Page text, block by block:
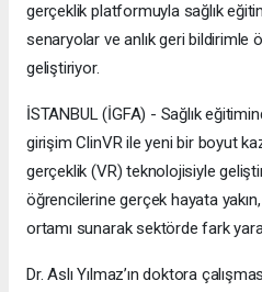
gerçeklik platformuyla sağlık
senaryolar ve anlık geri bildirimle
geliştiriyor.
İSTANBUL (İGFA) - Sağlık
girişim ClinVR ile yeni bir boyut
gerçeklik (VR) teknolojisiyle
öğrencilerine gerçek hayata
ortamı sunarak sektörde fark
Dr. Aslı Yılmaz’ın doktora